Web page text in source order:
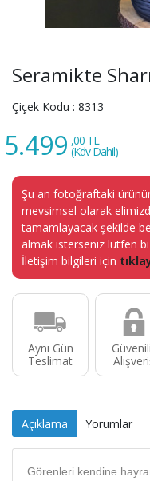
Seramikte
Çiçek Kodu : 8313
5.499 ,00 TL
(Kdv Dahil)
Şu an fotoğraftaki
mevsimsel olarak
tamamlayacak şekilde
almak isterseniz lütfen
İletişim bilgileri için
Aynı Gün
Teslimat
Açıklama Yorumlar
Görenleri kendine